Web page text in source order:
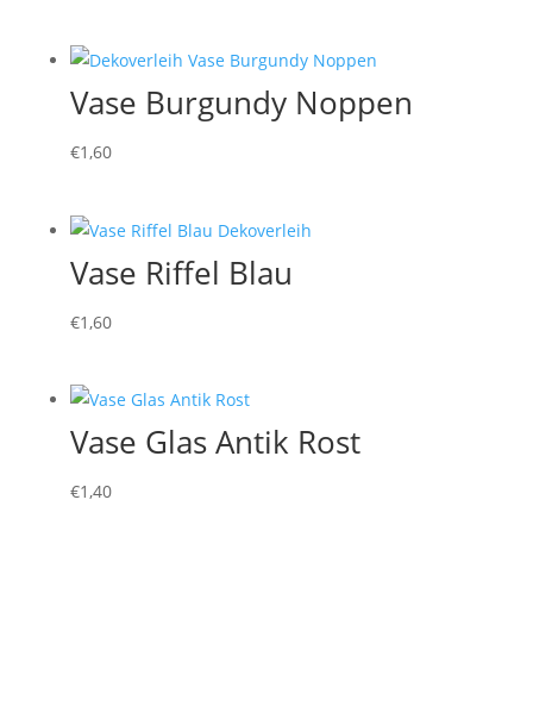
Vase Burgundy Noppen
€1,60
Vase Riffel Blau
€1,60
Vase Glas Antik Rost
€1,40